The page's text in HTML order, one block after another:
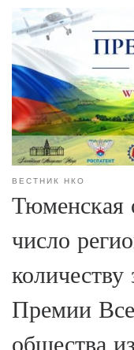
ВЕСТНИК НКО
Тюменская
число
количеству
Премии
общества